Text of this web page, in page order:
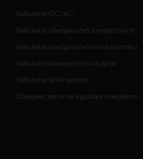
Kalkulator OC i AC
Kalkulator ubezpieczeń turystycznych
Kalkulator ubezpieczeń nieruchomości
Kalkulator ubezpieczeń na życie
Kalkulator NNW szkolne
Ubezpieczenie na wypadek nowotworu